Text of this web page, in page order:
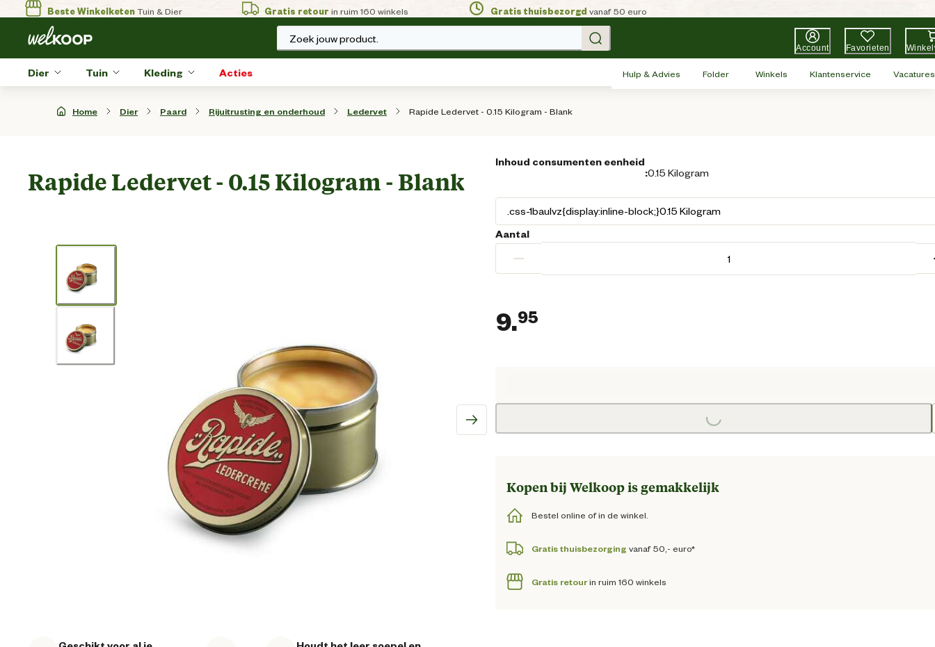
Beste WinkelketenTuin & Dier Gratis retour in ruim 160 winkels Gratis thuisbezorgd vanaf 50 euro
Zoek jouw product.
Account Favorieten
Dier Tuin Kleding Acties Hulp & Advies Folder Winkels Klantenservice Vacatures
Home Dier Paard Rijuitrusting en onderhoud Ledervet Rapide Ledervet - 0.15 Kilogram - Blank
Rapide Ledervet - 0.15 Kilogram - Blank
Inhoud consumenten eenheid
:0.15 Kilogram
Aantal
−
9.95
Loading...
Kopen bij Welkoop is gemakkelijk
Bestel online of in de winkel.
Gratis thuisbezorging vanaf 50,- euro*
Gratis retourin ruim 160 winkels